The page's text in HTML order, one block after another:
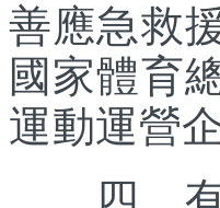
善應急救
國家體育
運動運營
四、有